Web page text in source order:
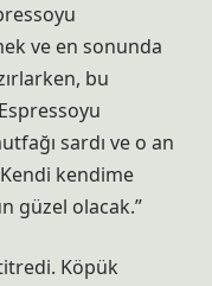
ve en sonunda
bu
sardı ve o an
kendime
güzel olacak.”
Köpük